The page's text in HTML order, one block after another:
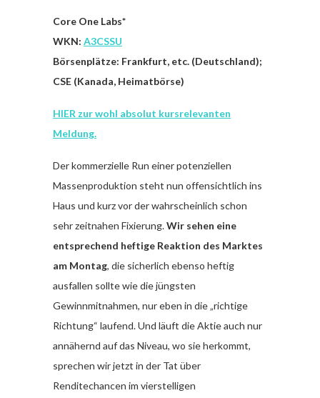
Core One Labs*
WKN: A3CSSU
Börsenplätze: Frankfurt, etc. (Deutschland);
CSE (Kanada, Heimatbörse)
HIER zur wohl absolut kursrelevanten
Meldung.
Der kommerzielle Run einer potenziellen
Massenproduktion steht nun offensichtlich ins
Haus und kurz vor der wahrscheinlich schon
sehr zeitnahen Fixierung.Wir sehen eine
entsprechend heftige Reaktion des Marktes
am Montag, die sicherlich ebenso heftig
ausfallen sollte wie die jüngsten
Gewinnmitnahmen, nur eben in die „richtige
Richtung“ laufend. Und läuft die Aktie auch nur
annähernd auf das Niveau, wo sie herkommt,
sprechen wir jetzt in der Tat über
Renditechancen im vierstelligen